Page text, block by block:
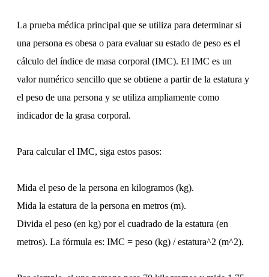
La prueba médica principal que se utiliza para determinar si
una persona es obesa o para evaluar su estado de peso es el
cálculo del índice de masa corporal (IMC). El IMC es un
valor numérico sencillo que se obtiene a partir de la estatura y
el peso de una persona y se utiliza ampliamente como
indicador de la grasa corporal.
Para calcular el IMC, siga estos pasos:
Mida el peso de la persona en kilogramos (kg).
Mida la estatura de la persona en metros (m).
Divida el peso (en kg) por el cuadrado de la estatura (en
metros). La fórmula es: IMC = peso (kg) / estatura^2 (m^2).